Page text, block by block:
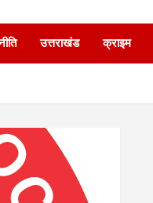
उत्तराखंड क्राइम